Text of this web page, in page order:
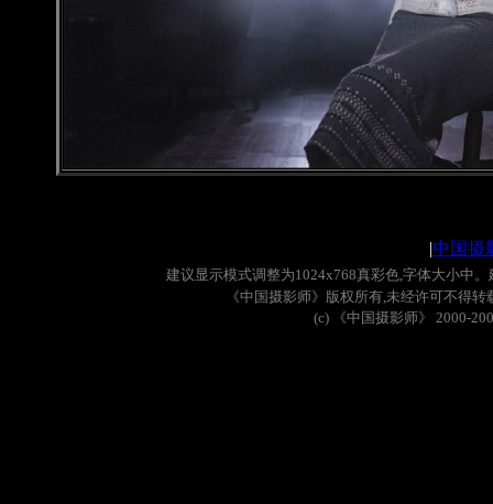
|中国摄
建议显示模式调整为1024x768真彩色,字体大小中。
《中国摄影师》版权所有,未经许可不得转
(c)
《中国摄影师》 2000-200